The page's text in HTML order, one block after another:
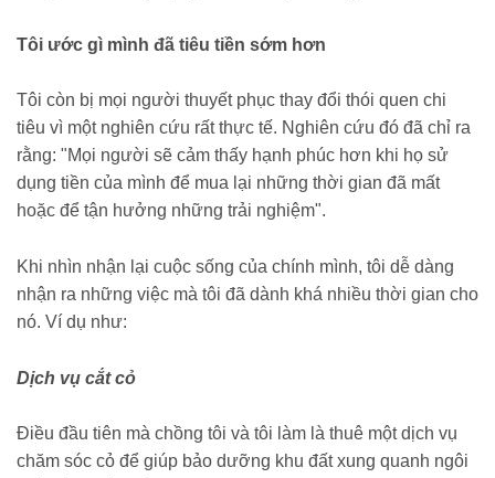
Tôi ước gì mình đã tiêu tiền sớm hơn
Tôi còn bị mọi người thuyết phục thay đổi thói quen chi
tiêu vì một nghiên cứu rất thực tế. Nghiên cứu đó đã chỉ ra
rằng: "Mọi người sẽ cảm thấy hạnh phúc hơn khi họ sử
dụng tiền của mình để mua lại những thời gian đã mất
hoặc để tận hưởng những trải nghiệm".
Khi nhìn nhận lại cuộc sống của chính mình, tôi dễ dàng
nhận ra những việc mà tôi đã dành khá nhiều thời gian cho
nó. Ví dụ như:
Dịch vụ cắt cỏ
Điều đầu tiên mà chồng tôi và tôi làm là thuê một dịch vụ
chăm sóc cỏ để giúp bảo dưỡng khu đất xung quanh ngôi